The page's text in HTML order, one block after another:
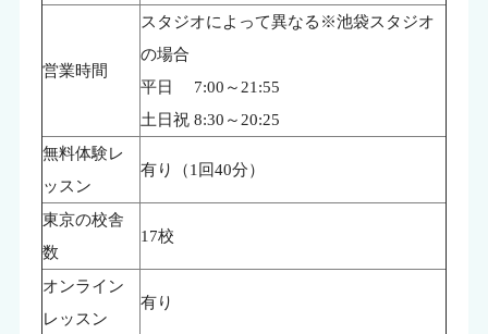
営業時間
スタジオによって異なる※池袋スタジオ
の場合
平日 7:00～21:55
土日祝 8:30～20:25
無料体験レ
ッスン
有り（1回40分）
東京の校舎
数
17校
オンライン
レッスン
有り